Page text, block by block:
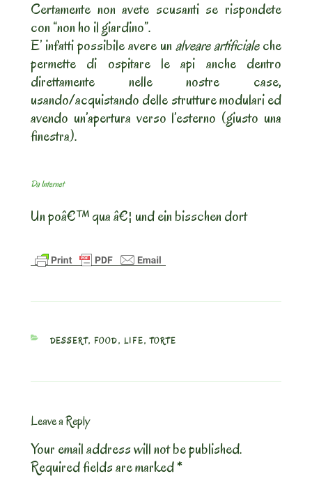
Certamente non avete scusanti se rispondete
con “non ho il giardino”.
E’ infatti possibile avere un alveare artificialeche
permette di ospitare le api anche dentro
direttamente nelle nostre case,
usando/acquistando delle strutture modulari ed
avendo un’apertura verso l’esterno (giusto una
finestra).
Da Internet
Un poâ€™ qua â€¦ und ein bisschen dort
CATEGORIES
DESSERT, FOOD, LIFE,TORTE
Leave a Reply
Your email address will not be published.
Required fields are marked*